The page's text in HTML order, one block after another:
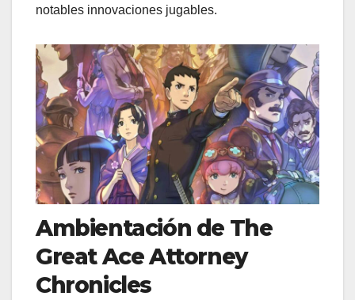
notables innovaciones jugables.
Ambientación de The
Great Ace Attorney
Chronicles